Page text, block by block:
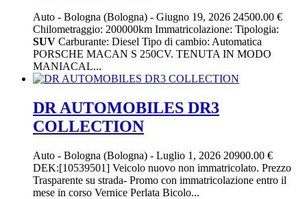
Auto - Bologna (Bologna) - Giugno 19, 2026 24500.00 €
Chilometraggio: 200000km Immatricolazione: Tipologia:
SUV Carburante: Diesel Tipo di cambio: Automatica
PORSCHE MACAN S 250CV. TENUTA IN MODO
MANIACAL...
DR AUTOMOBILES DR3
COLLECTION
Auto - Bologna (Bologna) - Luglio 1, 2026 20900.00 €
DEK:[10539501] Veicolo nuovo non immatricolato. Prezzo
Trasparente su strada- Promo con immatricolazione entro il
mese in corso Vernice Perlata Bicolo...